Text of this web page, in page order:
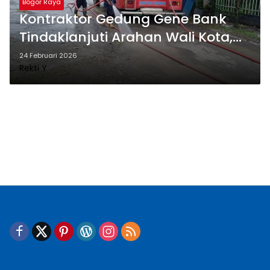
Bogor Raya
Kontraktor Gedung Gene Bank
Tindaklanjuti Arahan Wali Kota,
Komitmen Jaga Kebersihan Jalan
24 Februari 2026
Rekti Y